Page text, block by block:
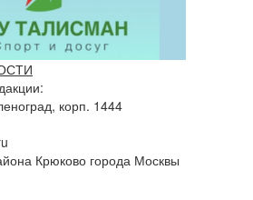
корп. 1444
Крюково города Москвы